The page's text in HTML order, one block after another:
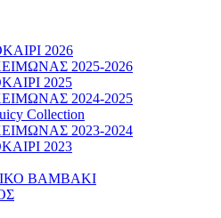
2026
2025-2026
2025
2024-2025
Collection
2023-2024
2023
ΒΑΜΒΑΚΙ